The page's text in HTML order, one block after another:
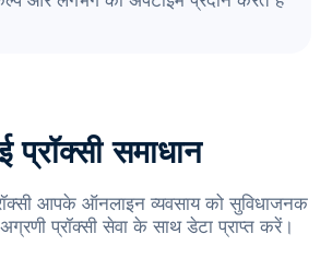
प्रॉक्सी समाधान
आपके ऑनलाइन व्यवसाय को सुविधाजनक
प्रॉक्सी सेवा के साथ डेटा प्राप्त करें।